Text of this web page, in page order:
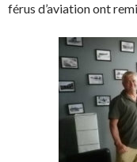
férus d’aviation ont